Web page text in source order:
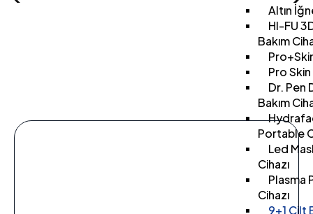
Altın
HI-FU
Bakım
Pro
Dr. Pen
Bakım
Portable
Led
Cihazı
Plasma
Cihazı
9+1 Cilt